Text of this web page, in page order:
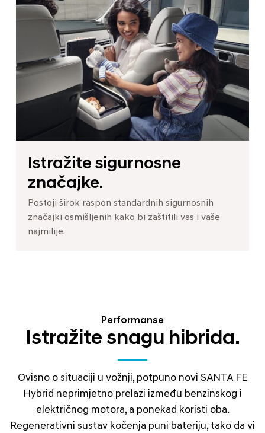
Istražite sigurnosne
značajke.
Postoji širok raspon standardnih sigurnosnih
značajki osmišljenih kako bi zaštitili vas i vaše
najmilije.
Performanse
Istražite snagu hibrida.
Ovisno o situaciji u vožnji, potpuno novi SANTA FE
Hybrid neprimjetno prelazi između benzinskog i
električnog motora, a ponekad koristi oba.
Regenerativni sustav kočenja puni bateriju, tako da vi